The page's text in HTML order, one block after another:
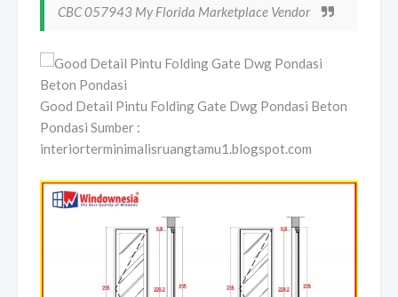
CBC 057943 My Florida Marketplace Vendor
Good Detail Pintu Folding Gate Dwg Pondasi Beton
Pondasi Sumber :
interiorterminimalisruangtamu1.blogspot.com